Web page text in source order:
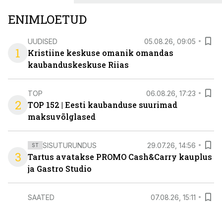
ENIMLOETUD
1
UUDISED 05.08.26, 09:05
Kristiine keskuse omanik omandas
kaubanduskeskuse Riias
2
TOP 06.08.26, 17:23
TOP 152 | Eesti kaubanduse suurimad
maksuvõlglased
3
ST SISUTURUNDUS 29.07.26, 14:56
Tartus avatakse PROMO Cash&Carry kauplus
ja Gastro Studio
SAATED 07.08.26, 15:11